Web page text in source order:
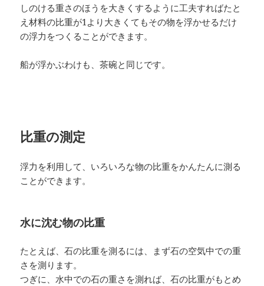
しのける重さのほうを大きくするように工夫すればたと
え材料の比重が1より大きくてもその物を浮かせるだけ
の浮力をつくることができます。
船が浮かぶわけも、茶碗と同じです。
比重の測定
浮力を利用して、いろいろな物の比重をかんたんに測る
ことができます。
水に沈む物の比重
たとえば、石の比重を測るには、まず石の空気中での重
さを測ります。
つぎに、水中での石の重さを測れば、石の比重がもとめ